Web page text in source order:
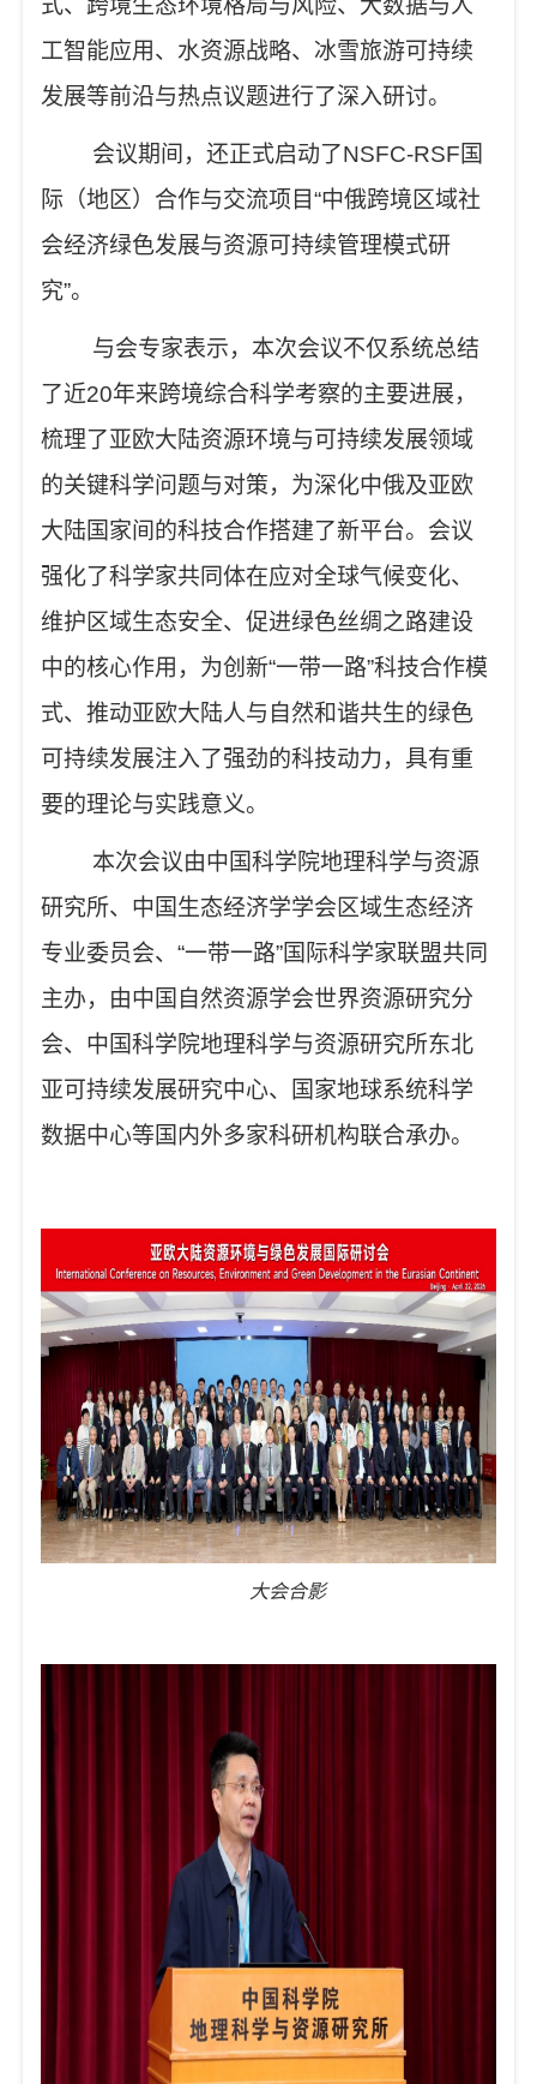
式、跨境生态环境格局与风险、大数据与人
工智能应用、水资源战略、冰雪旅游可持续
发展等前沿与热点议题进行了深入研讨。
会议期间，还正式启动了NSFC-RSF 国
际（地区）合作与交流项目“中俄跨境区域社
会经济绿色发展与资源可持续管理模式研
究”。
与会专家表示，本次会议不仅系统总结
了近20年来跨境综合科学考察的主要进展，
梳理了亚欧大陆资源环境与可持续发展领域
的关键科学问题与对策，为深化中俄及亚欧
大陆国家间的科技合作搭建了新平台。会议
强化了科学家共同体在应对全球气候变化、
维护区域生态安全、促进绿色丝绸之路建设
中的核心作用，为创新“一带一路”科技合作模
式、推动亚欧大陆人与自然和谐共生的绿色
可持续发展注入了强劲的科技动力，具有重
要的理论与实践意义。
本次会议由中国科学院地理科学与资源
研究所、中国生态经济学学会区域生态经济
专业委员会、“一带一路”国际科学家联盟共同
主办，由中国自然资源学会世界资源研究分
会、中国科学院地理科学与资源研究所东北
亚可持续发展研究中心、国家地球系统科学
数据中心等国内外多家科研机构联合承办。
大会合影